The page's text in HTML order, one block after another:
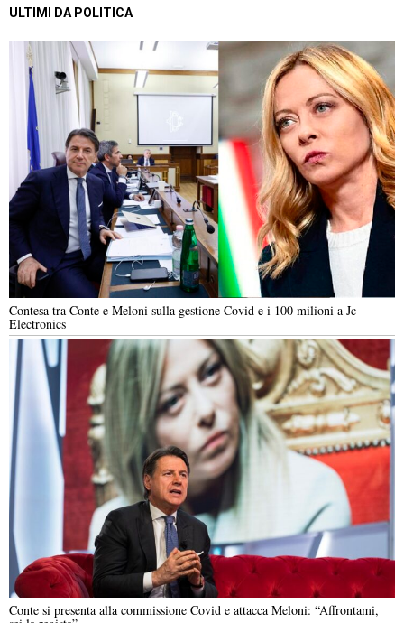
ULTIMI DA POLITICA
Contesa tra Conte e Meloni sulla gestione Covid e i 100 milioni a Jc
Electronics
Conte si presenta alla commissione Covid e attacca Meloni: “Affrontami,